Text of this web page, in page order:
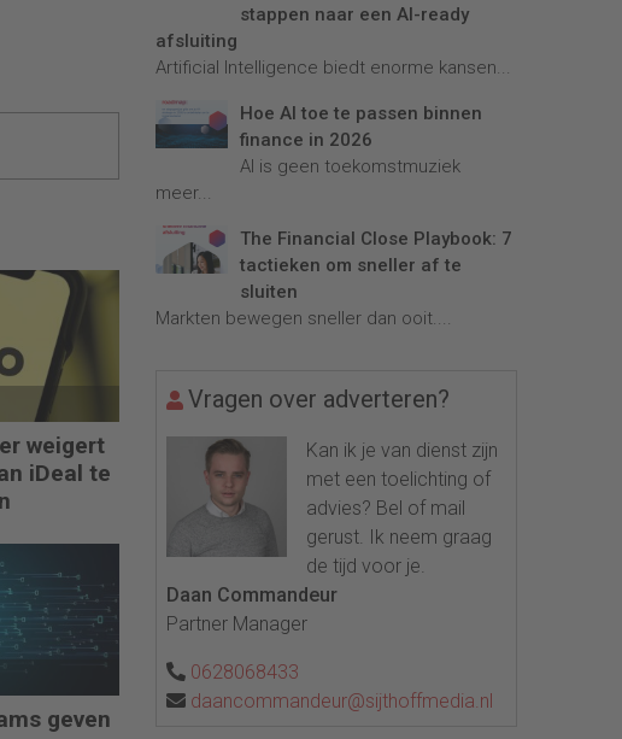
weigert
iDeal te
geven
stappen naar een AI-ready
afsluiting
Artificial Intelligence biedt enorme kansen...
Hoe AI toe te passen binnen
finance in 2026
AI is geen toekomstmuziek
meer...
The Financial Close Playbook: 7
tactieken om sneller af te
sluiten
Markten bewegen sneller dan ooit....
Vragen over adverteren?
Kan ik je van dienst zijn
met een toelichting of
advies? Bel of mail
gerust. Ik neem graag
de tijd voor je.
Daan Commandeur
Partner Manager
0628068433
daancommandeur@sijthoffmedia.nl